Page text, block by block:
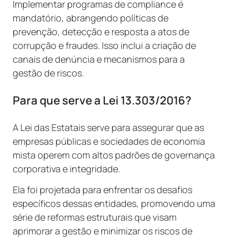
Implementar programas de compliance é
mandatório, abrangendo políticas de
prevenção, detecção e resposta a atos de
corrupção e fraudes. Isso inclui a criação de
canais de denúncia e mecanismos para a
gestão de riscos.
Para que serve a Lei 13.303/2016?
A Lei das Estatais serve para assegurar que as
empresas públicas e sociedades de economia
mista operem com altos padrões de governança
corporativa e integridade.
Ela foi projetada para enfrentar os desafios
específicos dessas entidades, promovendo uma
série de reformas estruturais que visam
aprimorar a gestão e minimizar os riscos de